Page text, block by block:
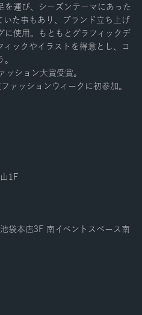
運び、シーズンテーマにあった
いた事もあり、ブランド立ち上げ
に使用。もともとグラフィックデ
ックやイラストを得意とし、コ
ッション大賞受賞。
ァッションウィークに初参加。
1F
袋本店3F 南イベントスペース南